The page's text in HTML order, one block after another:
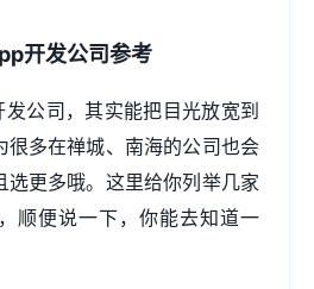
开发公司参考
公司，其实能把目光放宽到
很多在禅城、南海的公司也会
选更多哦。这里给你列举几家
顺便说一下，你能去知道一